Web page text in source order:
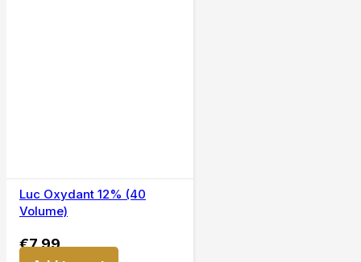
Luc Oxydant 12% (40
Volume)
€7,99